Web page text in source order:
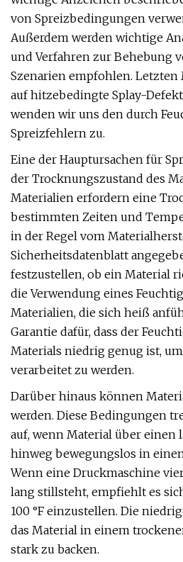
von Spreizbedingungen
Außerdem werden wichtige
und Verfahren zur Behebung
Szenarien empfohlen.
auf hitzebedingte Splay-
wenden wir uns den durch
Spreizfehlern zu.
Eine der Hauptursachen für
der Trocknungszustand des
Materialien erfordern eine
bestimmten Zeiten und
in der Regel vom
Sicherheitsdatenblatt
festzustellen, ob ein Material
die Verwendung eines
Materialien, die sich heiß
Garantie dafür, dass der
Materials niedrig genug ist,
verarbeitet zu werden.
Darüber hinaus können
werden. Diese Bedingungen
auf, wenn Material über einen
hinweg bewegungslos in
Wenn eine Druckmaschine
lang stillsteht, empfiehlt es
100 °F einzustellen. Die
das Material in einem
stark zu backen.